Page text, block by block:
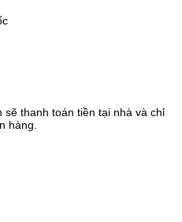
thanh toán tiền tại nhà và chỉ
hàng.